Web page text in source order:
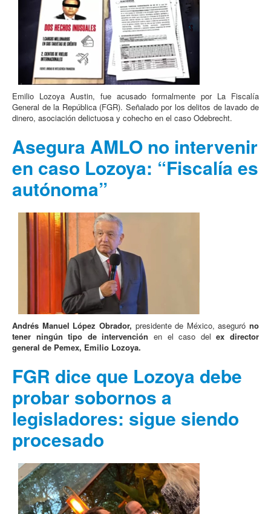
Emilio Lozoya Austin, fue acusado formalmente por La Fiscalía
General de la República (FGR). Señalado por los delitos de lavado de
dinero, asociación delictuosa y cohecho en el caso Odebrecht.
Asegura AMLO no intervenir
en caso Lozoya: “Fiscalía es
autónoma”
Andrés Manuel López Obrador, presidente de México, aseguró no
tener ningún tipo de intervención en el caso delex director
general de Pemex, Emilio Lozoya.
FGR dice que Lozoya debe
probar sobornos a
legisladores: sigue siendo
procesado